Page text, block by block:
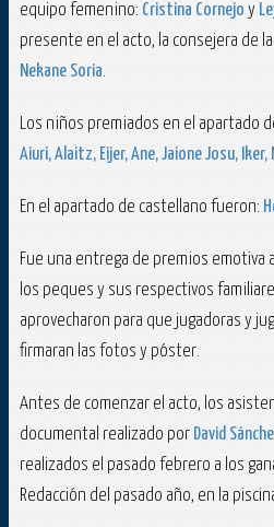
equipo femenino: Cristina Cornejo y
presente en el acto, la consejera de
Nekane Soria.
Los niños premiados en el apartado
Aiuri, Alaitz, Eijer, Ane, Jaione Josu, Iker,
En el apartado de castellano fueron:
Fue una entrega de premios emotiva
los peques y sus respectivos
aprovecharon para que jugadoras y
firmaran las fotos y póster.
Antes de comenzar el acto, los
documental realizado por David
realizados el pasado febrero a los
Redacción del pasado año, en la